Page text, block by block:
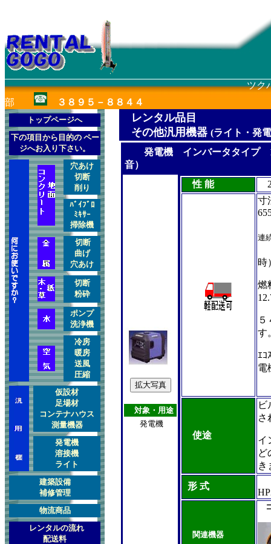
ツク
部
３８９５－８８４４
トップページへ
下の項目から目的の ペー
ジへお入り下さい。
穴あけ
切断
削り
ﾊﾞｲﾌﾞﾛ
ﾐｷｻｰ
掃除機
切断
曲げ
穴あけ
切断
粉砕
ポンプ
洗浄機
冷房
暖房
送風
圧縮
仮設材
足場材
コンテナハウス
測量機器
発電機
溶接機
ライト
建築設備
補修管理
物流商品
レンタルの流れ
配送料
レンタル品目
その他汎用機器 (ライト・発
発電機 インバータタイプ
音）
対象・用途
発電機
性 能
連
時
す
ｴｺ
電
使途
ビ
さ
イ
ど
き
形 式
関連機器